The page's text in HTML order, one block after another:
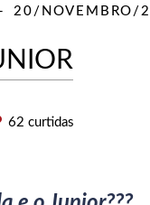
20/NOVEMBRO/
62 curtidas